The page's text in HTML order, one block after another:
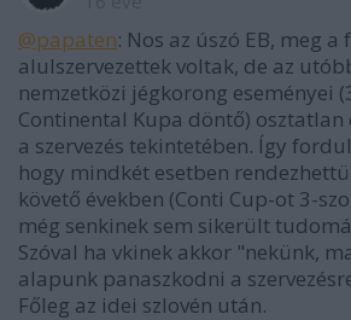
@papaten: Nos az úszó EB, meg
alulszervezettek voltak, de az
nemzetközi jégkorong eseményei
Continental Kupa döntő)
a szervezés tekintetében. Így
hogy mindkét esetben
követő években (Conti Cup-ot 3-
még senkinek sem sikerült
Szóval ha vkinek akkor "nekünk,
alapunk panaszkodni a
Főleg az idei szlovén után.